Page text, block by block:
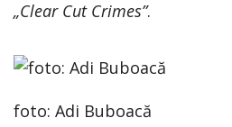
„Clear Cut Crimes”.
foto: Adi Buboacă